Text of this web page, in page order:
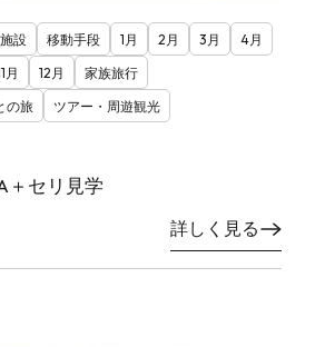
設 移動手段 1月 2月 3月
4月
月 12月
家族旅行
の旅
ツアー・周遊観光
＋セリ見学
詳しく見る